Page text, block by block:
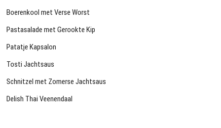
Boerenkool met Verse Worst
Pastasalade met Gerookte Kip
Patatje Kapsalon
Tosti Jachtsaus
Schnitzel met Zomerse Jachtsaus
Delish Thai Veenendaal